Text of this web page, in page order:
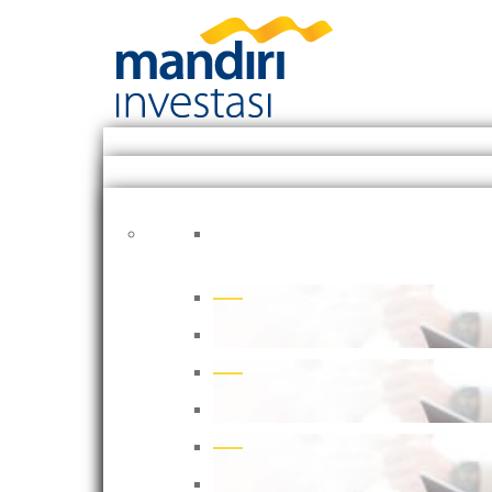
Produk
Unggulan